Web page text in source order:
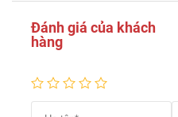
Đánh giá của khách
hàng